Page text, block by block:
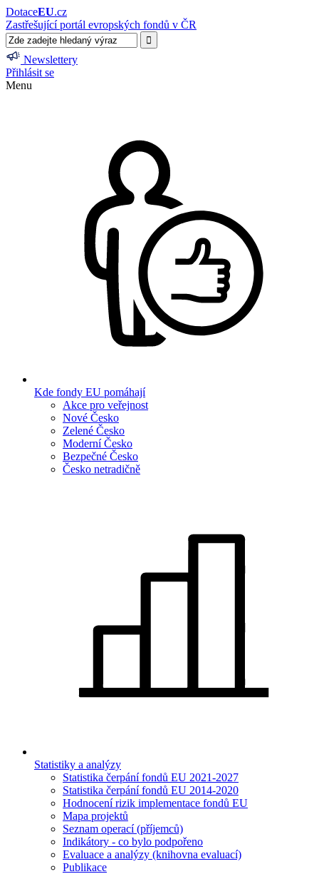
DotaceEU.cz
Zastřešující portál evropských fondů v ČR
Newslettery
Přihlásit se
Menu
Kde fondy EU pomáhají
Akce pro veřejnost
Nové Česko
Zelené Česko
Moderní Česko
Bezpečné Česko
Česko netradičně
Statistiky a analýzy
Statistika čerpání fondů EU 2021-2027
Statistika čerpání fondů EU 2014-2020
Hodnocení rizik implementace fondů EU
Mapa projektů
Seznam operací (příjemců)
Indikátory - co bylo podpořeno
Evaluace a analýzy (knihovna evaluací)
Publikace